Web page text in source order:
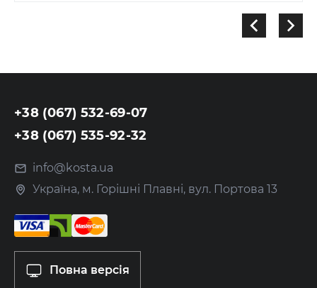
+38 (067) 532-69-07
+38 (067) 535-92-32
info@kosta.ua
Україна, м. Горішні Плавні, вул. Портова 13
Повна версія